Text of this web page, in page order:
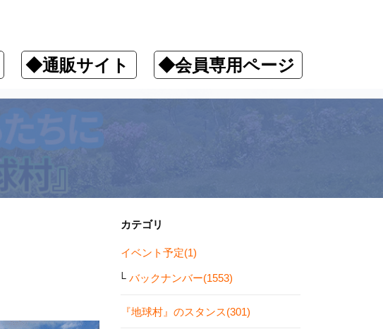
◆通販サイト ◆会員専用ページ
カテゴリ
イベント予定(1)
バックナンバー(1553)
『地球村』のスタンス(301)